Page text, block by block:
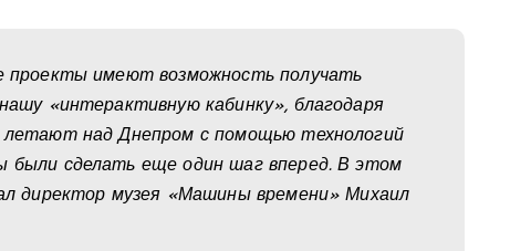
проекты имеют возможность получать
«интерактивную кабинку», благодаря
летают над Днепром с помощью технологий
были сделать еще один шаг вперед. В этом
директор музея «Машины времени» Михаил